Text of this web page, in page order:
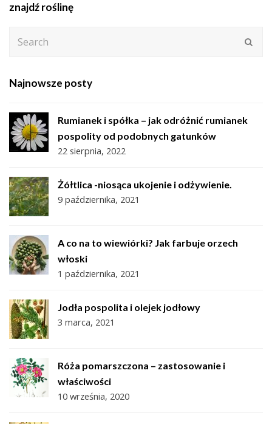
znajdź roślinę
Najnowsze posty
Rumianek i spółka – jak odróżnić rumianek
pospolity od podobnych gatunków
22 sierpnia, 2022
Żółtlica -niosąca ukojenie i odżywienie.
9 października, 2021
A co na to wiewiórki? Jak farbuje orzech
włoski
1 października, 2021
Jodła pospolita i olejek jodłowy
3 marca, 2021
Róża pomarszczona – zastosowanie i
właściwości
10 września, 2020